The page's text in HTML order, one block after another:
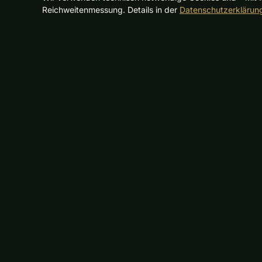
Reichweitenmessung. Details in der